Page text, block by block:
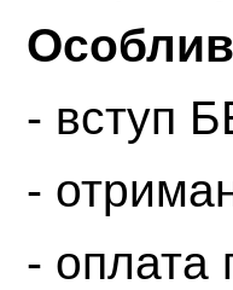
- вступ
-
- оплата